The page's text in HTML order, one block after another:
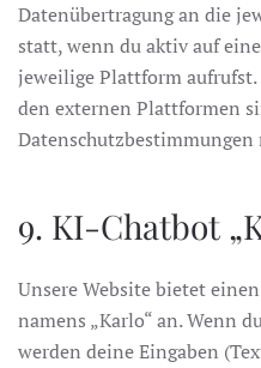
Datenübertragung an die
statt, wenn du aktiv auf
jeweilige Plattform
den externen Plattformen
Datenschutzbestimmungen
9. KI-Chatbot
Unsere Website bietet
namens „Karlo“ an. Wenn
werden deine Eingaben